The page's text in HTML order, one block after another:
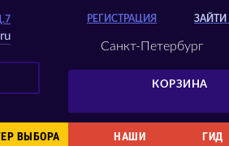
КОРЗИНА
РЕГИСТРАЦИЯ ЗАЙТИ
Санкт-Петербург
НАШИ
ГИД
ВЫБОРА